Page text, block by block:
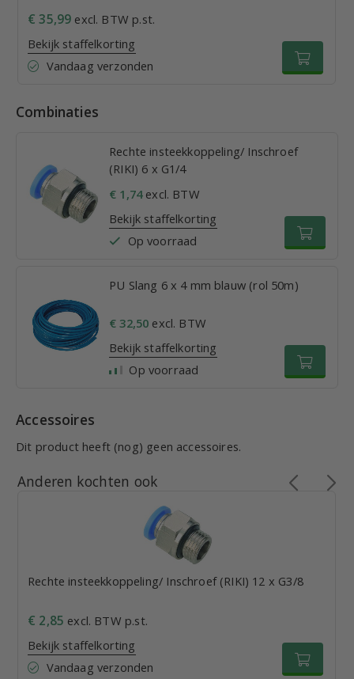
€ 35,99 excl. BTW p.st.
Bekijk staffelkorting
Vandaag verzonden
Combinaties
Rechte insteekkoppeling/ Inschroef
(RIKI) 6 x G1/4
€ 1,74excl. BTW
Bekijk staffelkorting
Op voorraad
PU Slang 6 x 4 mm blauw (rol 50m)
€ 32,50 excl. BTW
Bekijk staffelkorting
Op voorraad
Accessoires
Dit product heeft (nog) geen accessoires.
Anderen kochten ook
Rechte insteekkoppeling/ Inschroef (RIKI) 12 x G3/8
€ 2,85 excl. BTW p.st.
Bekijk staffelkorting
Vandaag verzonden